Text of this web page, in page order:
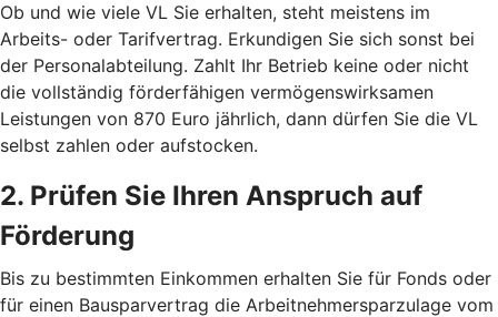
Ob und wie viele VL Sie erhalten, steht meistens im
Arbeits- oder Tarifvertrag. Erkundigen Sie sich sonst bei
der Personalabteilung. Zahlt Ihr Betrieb keine oder nicht
die vollständig förderfähigen vermögenswirksamen
Leistungen von 870 Euro jährlich, dann dürfen Sie die VL
selbst zahlen oder aufstocken.
2. Prüfen Sie Ihren Anspruch auf
Förderung
Bis zu bestimmten Einkommen erhalten Sie für Fonds oder
für einen Bausparvertrag die Arbeitnehmersparzulage vom